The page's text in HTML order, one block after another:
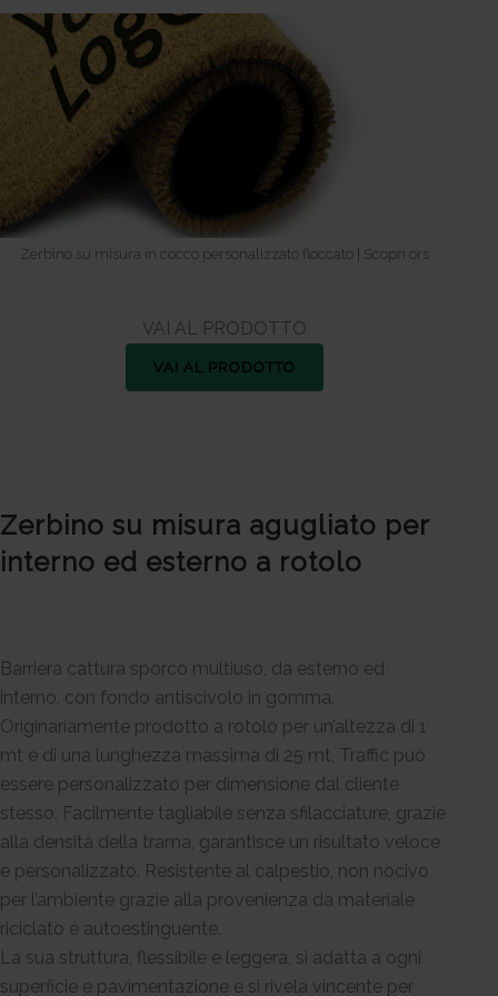
Zerbino su misura in cocco personalizzato floccato | Scopri ors
VAI AL PRODOTTO
VAI AL PRODOTTO
Zerbino su misura agugliato per
interno ed esterno a rotolo
Barriera cattura sporco multiuso, da esterno ed
interno, con fondo antiscivolo in gomma.
Originariamente prodotto a rotolo per un’altezza di 1
mt e di una lunghezza massima di 25 mt, Traffic può
essere personalizzato per dimensione dal cliente
stesso. Facilmente tagliabile senza sfilacciature, grazie
alla densità della trama, garantisce un risultato veloce
e personalizzato. Resistente al calpestio, non nocivo
per l’ambiente grazie alla provenienza da materiale
riciclato e autoestinguente.
La sua struttura, flessibile e leggera, si adatta a ogni
superficie e pavimentazione e si rivela vincente per